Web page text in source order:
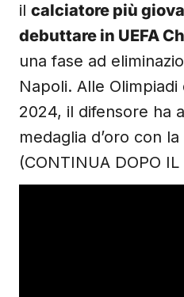
il calciatore più
debuttare in UEFA
una fase ad
Napoli. Alle
2024, il difensore ha
medaglia d’oro con
(CONTINUA DOPO IL